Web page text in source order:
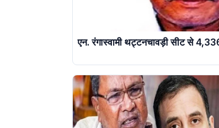
एन. रंगास्वामी थट्टनचावड़ी सीट से